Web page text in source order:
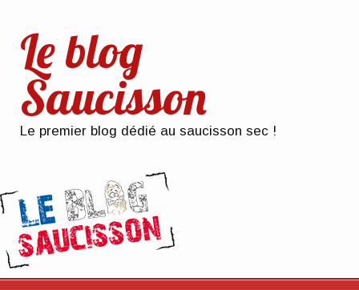
Le blog
Saucisson
Le premier blog dédié au saucisson sec !